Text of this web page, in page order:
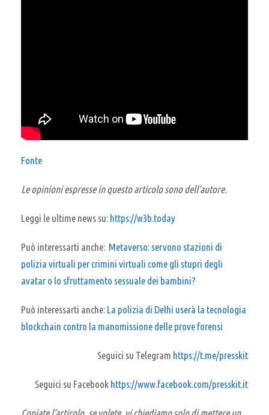
Fonte
Le opinioni espresse in questo articolo sono dell’autore.
Leggi le ultime news su: https://w3b.today
Può interessarti anche: Metaverso: servono stazioni di
polizia virtuali per crimini virtuali come gli stupri degli
avatar o lo sfruttamento sessuale dei bambini?
Può interessarti anche: La polizia di Delhi userà la tecnologia
blockchain contro la manomissione delle prove forensi
Seguici su Telegram https://t.me/presskit
Seguici su Facebook https://www.facebook.com/presskit.it